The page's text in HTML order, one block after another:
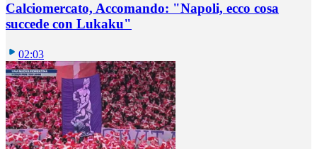
Calciomercato, Accomando: "Napoli, ecco cosa
succede con Lukaku"
02:03